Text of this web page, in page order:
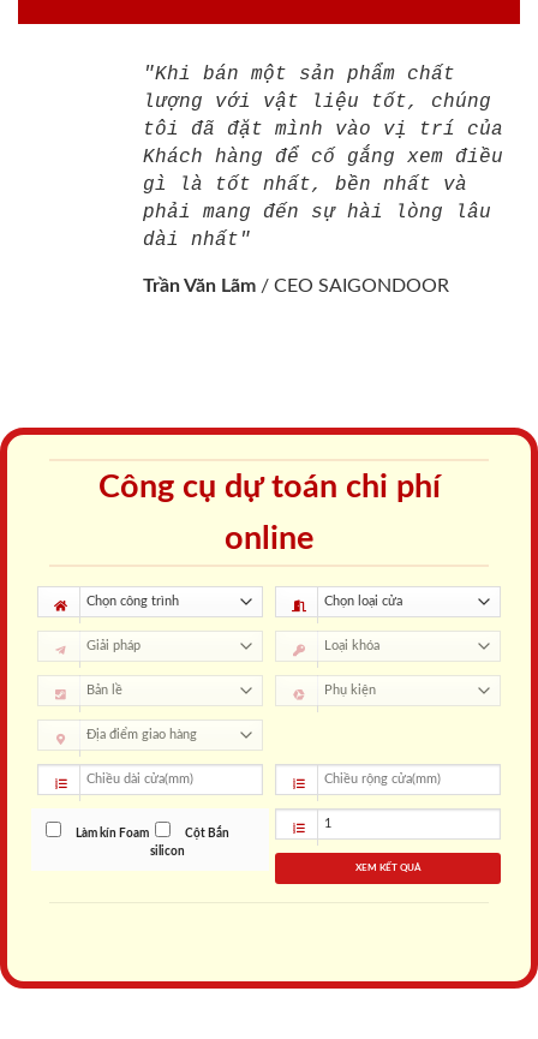
"Khi bán một sản phẩm chất
lượng với vật liệu tốt, chúng
tôi đã đặt mình vào vị trí của
Khách hàng để cố gắng xem điều
gì là tốt nhất, bền nhất và
phải mang đến sự hài lòng lâu
dài nhất"
Trần Văn Lãm / CEO SAIGONDOOR
Công cụ dự toán chi phí
online
Làm kín Foam
Cột Bắn
silicon
XEM KẾT QUẢ